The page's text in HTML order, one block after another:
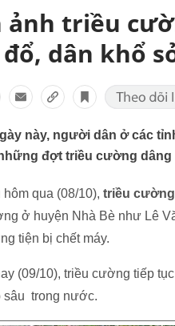
ảnh triều
dân khổ
này, người dân ở các
đợt triều cường dâng
hôm qua (08/10), triều cường
ở huyện Nhà Bè như Lê
tiện bị chết máy.
(09/10), triều cường tiếp
sâu trong nước.